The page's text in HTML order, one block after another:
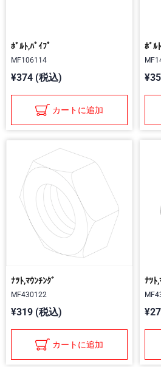
ﾎﾞﾙﾄ,ﾊﾟｲﾌﾟ
MF106114
¥374 (税込)
カートに追加
ﾎﾞﾙ
ﾅﾂﾄ,ﾏｳﾝﾁﾝｸﾞ
MF430122
¥319 (税込)
カートに追加
ﾅﾂﾄ,